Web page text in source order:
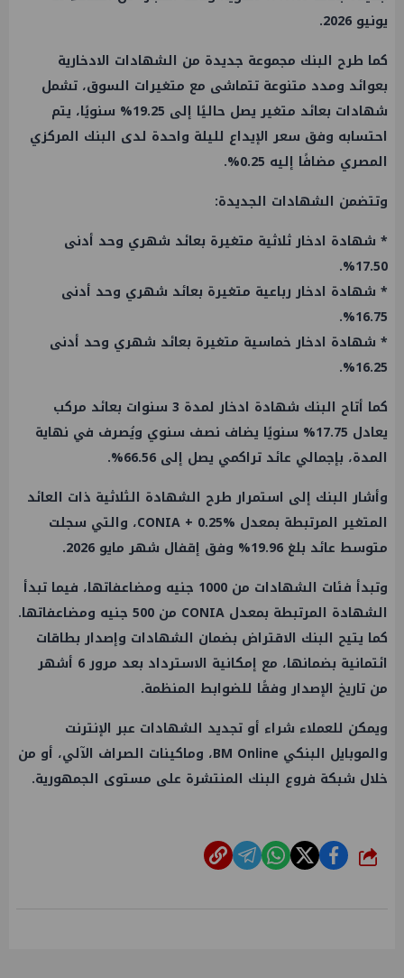
يونيو 2026.
كما طرح البنك مجموعة جديدة من الشهادات الادخارية
بعوائد ومدد متنوعة تتماشى مع متغيرات السوق، تشمل
شهادات بعائد متغير يصل حاليًا إلى 19.25% سنويًا، يتم
احتسابه وفق سعر الإيداع لليلة واحدة لدى البنك المركزي
المصري مضافًا إليه 0.25%.
وتتضمن الشهادات الجديدة:
* شهادة ادخار ثلاثية متغيرة بعائد شهري وحد أدنى
17.50%.
* شهادة ادخار رباعية متغيرة بعائد شهري وحد أدنى
16.75%.
* شهادة ادخار خماسية متغيرة بعائد شهري وحد أدنى
16.25%.
كما أتاح البنك شهادة ادخار لمدة 3 سنوات بعائد مركب
يعادل 17.75% سنويًا يضاف نصف سنوي ويُصرف في نهاية
المدة، بإجمالي عائد تراكمي يصل إلى 66.56%.
وأشار البنك إلى استمرار طرح الشهادة الثلاثية ذات العائد
المتغير المرتبطة بمعدل CONIA + 0.25%، والتي سجلت
متوسط عائد بلغ 19.96% وفق إقفال شهر مايو 2026.
وتبدأ فئات الشهادات من 1000 جنيه ومضاعفاتها، فيما تبدأ
الشهادة المرتبطة بمعدل CONIA من 500 جنيه ومضاعفاتها.
كما يتيح البنك الاقتراض بضمان الشهادات وإصدار بطاقات
ائتمانية بضمانها، مع إمكانية الاسترداد بعد مرور 6 أشهر
من تاريخ الإصدار وفقًا للضوابط المنظمة.
ويمكن للعملاء شراء أو تجديد الشهادات عبر الإنترنت
والموبايل البنكي BM Online، وماكينات الصراف الآلي، أو من
خلال شبكة فروع البنك المنتشرة على مستوى الجمهورية.
شارك